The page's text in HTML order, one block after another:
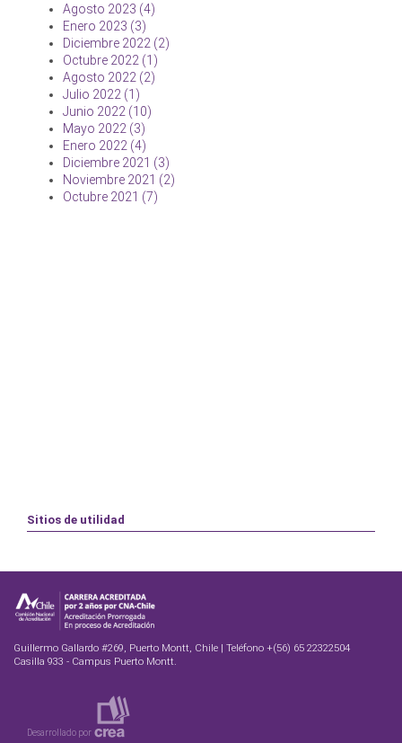
Agosto 2023 (4)
Enero 2023 (3)
Diciembre 2022 (2)
Octubre 2022 (1)
Agosto 2022 (2)
Julio 2022 (1)
Junio 2022 (10)
Mayo 2022 (3)
Enero 2022 (4)
Diciembre 2021 (3)
Noviembre 2021 (2)
Octubre 2021 (7)
Sitios de utilidad
Guillermo Gallardo #269, Puerto Montt, Chile | Teléfono +(56) 65 22322504
Casilla 933 - Campus Puerto Montt.
Desarrollado por